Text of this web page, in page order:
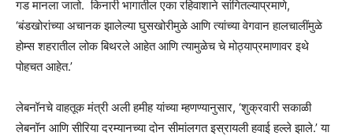
गड मानला जातो. किनारी भागातील एका रहिवाशाने सांगितल्याप्रमाणे,
‘बंडखोरांच्या अचानक झालेल्या घुसखोरीमुळे आणि त्यांच्या वेगवान हालचालींमुळे
होम्स शहरातील लोक बिथरले आहेत आणि त्यामुळेच चे मोठ्याप्रमाणावर इथे
पोहचत आहेत.’
लेबनॉनचे वाहतूक मंत्री अली हमीह यांच्या म्हणण्यानुसार, ‘शुक्रवारी सकाळी
लेबनॉन आणि सीरिया दरम्यानच्या दोन सीमांलगत इस्रायली हवाई हल्ले झाले.’ या